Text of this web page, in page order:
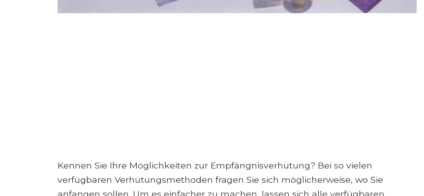
Kennen Sie Ihre Möglichkeiten zur Empfängnisverhütung? Bei so vielen
verfügbaren Verhütungsmethoden fragen Sie sich möglicherweise, wo Sie